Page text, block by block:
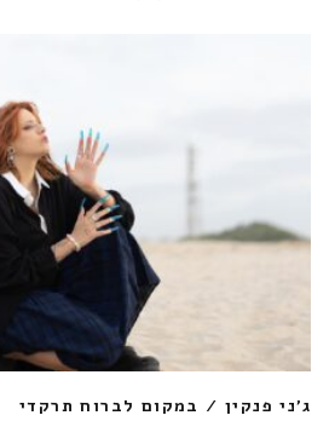
ג'ני פנקין / במקום לברוח תרקדי